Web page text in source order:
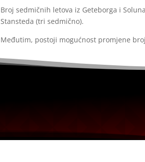
Broj sedmičnih letova iz Geteborga i
Stansteda (tri sedmično).
Međutim, postoji mogućnost promjene